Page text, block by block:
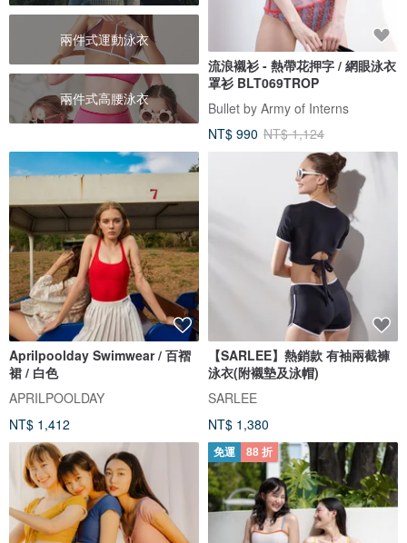
兩件式運動泳衣
兩件式高腰泳衣
流浪襯衫 - 熱帶花押字 / 網眼泳衣
罩衫 BLT069TROP
Bullet by Army of Interns
NT$ 990 NT$ 1,124
Aprilpoolday Swimwear / 百褶
裙 / 白色
APRILPOOLDAY
NT$ 1,412
【SARLEE】熱銷款 有袖兩截褲
泳衣(附襯墊及泳帽)
SARLEE
NT$ 1,380
免運 88 折